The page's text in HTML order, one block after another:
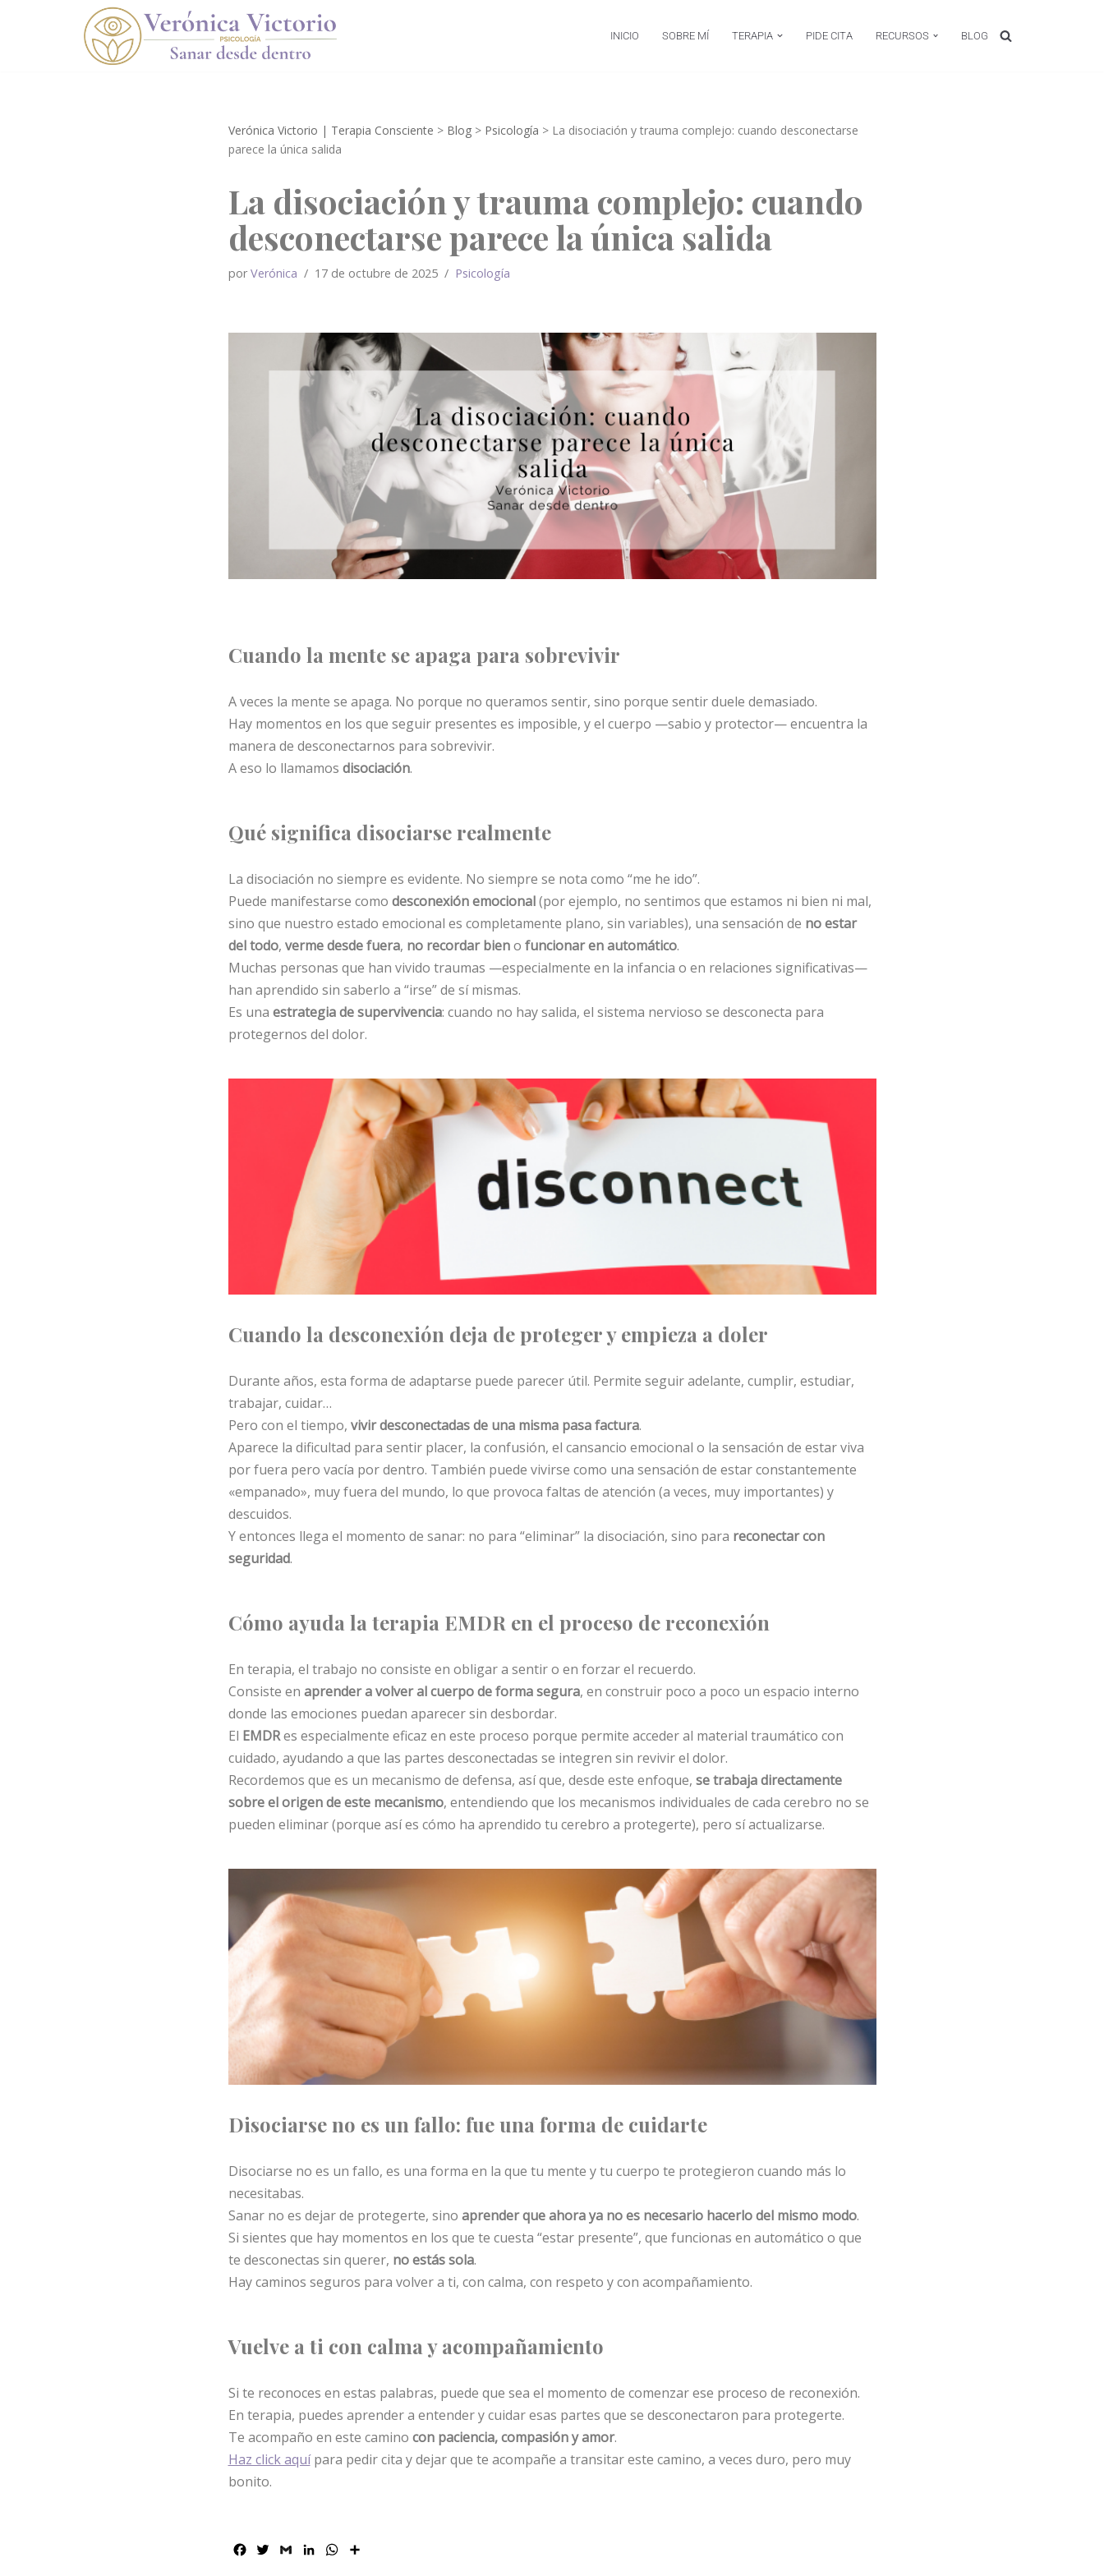
INICIO SOBRE MÍ TERAPIA PIDE CITA RECURSOS BLOG
Verónica Victorio | Terapia Consciente > Blog> Psicología > La disociación y trauma complejo: cuando desconectarse
parece la única salida
La disociación y trauma complejo: cuando
desconectarse parece la única salida
porVerónica 17 de octubre de 2025 Psicología
Cuando la mente se apaga para sobrevivir
A veces la mente se apaga. No porque no queramos sentir, sino porque sentir duele demasiado.
Hay momentos en los que seguir presentes es imposible, y el cuerpo —sabio y protector— encuentra la
manera de desconectarnos para sobrevivir.
A eso lo llamamos disociación.
Qué significa disociarse realmente
La disociación no siempre es evidente. No siempre se nota como “me he ido”.
Puede manifestarse como desconexión emocional(por ejemplo, no sentimos que estamos ni bien ni mal,
sino que nuestro estado emocional es completamente plano, sin variables), una sensación de no estar
del todo, verme desde fuera, no recordar bieno funcionar en automático.
Muchas personas que han vivido traumas —especialmente en la infancia o en relaciones significativas—
han aprendido sin saberlo a “irse” de sí mismas.
Es una estrategia de supervivencia: cuando no hay salida, el sistema nervioso se desconecta para
protegernos del dolor.
Cuando la desconexión deja de proteger y empieza a doler
Durante años, esta forma de adaptarse puede parecer útil. Permite seguir adelante, cumplir, estudiar,
trabajar, cuidar…
Pero con el tiempo, vivir desconectadas de una misma pasa factura.
Aparece la dificultad para sentir placer, la confusión, el cansancio emocional o la sensación de estar viva
por fuera pero vacía por dentro. También puede vivirse como una sensación de estar constantemente
«empanado», muy fuera del mundo, lo que provoca faltas de atención (a veces, muy importantes) y
descuidos.
Y entonces llega el momento de sanar: no para “eliminar” la disociación, sino para reconectar con
seguridad.
Cómo ayuda la terapia EMDR en el proceso de reconexión
En terapia, el trabajo no consiste en obligar a sentir o en forzar el recuerdo.
Consiste en aprender a volver al cuerpo de forma segura, en construir poco a poco un espacio interno
donde las emociones puedan aparecer sin desbordar.
El EMDRes especialmente eficaz en este proceso porque permite acceder al material traumático con
cuidado, ayudando a que las partes desconectadas se integren sin revivir el dolor.
Recordemos que es un mecanismo de defensa, así que, desde este enfoque, se trabaja directamente
sobre el origen de este mecanismo, entendiendo que los mecanismos individuales de cada cerebro no se
pueden eliminar (porque así es cómo ha aprendido tu cerebro a protegerte), pero sí actualizarse.
Disociarse no es un fallo: fue una forma de cuidarte
Disociarse no es un fallo, es una forma en la que tu mente y tu cuerpo te protegieron cuando más lo
necesitabas.
Sanar no es dejar de protegerte, sino aprender que ahora ya no es necesario hacerlo del mismo modo.
Si sientes que hay momentos en los que te cuesta “estar presente”, que funcionas en automático o que
te desconectas sin querer, no estás sola.
Hay caminos seguros para volver a ti, con calma, con respeto y con acompañamiento.
Vuelve a ti con calma y acompañamiento
Si te reconoces en estas palabras, puede que sea el momento de comenzar ese proceso de reconexión.
En terapia, puedes aprender a entender y cuidar esas partes que se desconectaron para protegerte.
Te acompaño en este camino con paciencia, compasión y amor.
Haz click aquípara pedir cita y dejar que te acompañe a transitar este camino, a veces duro, pero muy
bonito.
W